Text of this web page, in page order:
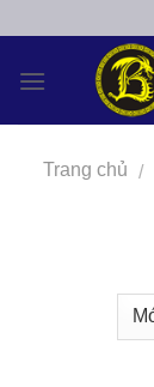
content
Trang chủ /